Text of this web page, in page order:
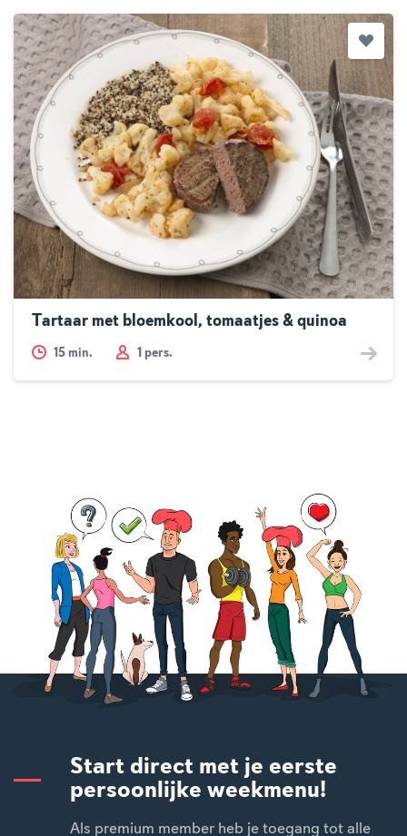
Tartaar met bloemkool, tomaatjes & quinoa
15 min. 1 pers.
Start direct met je eerste
persoonlijke weekmenu!
Als premium member heb je toegang tot alle